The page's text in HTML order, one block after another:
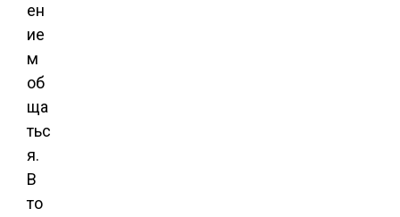
ен
ие
м
об
ща
тьс
я.
В
то